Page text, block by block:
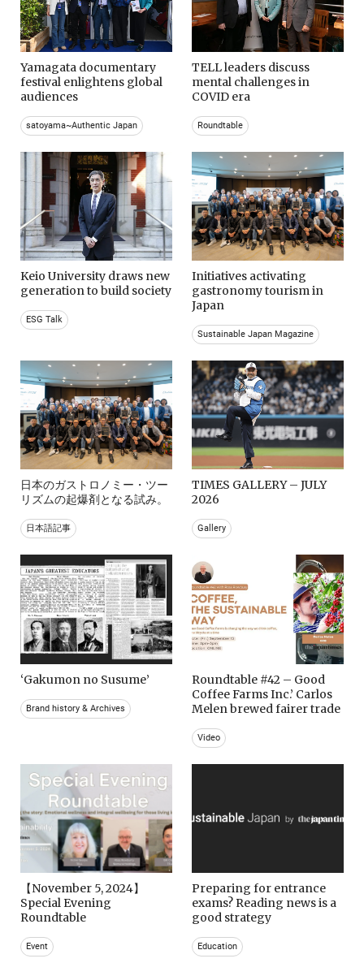
Yamagata documentary
festival enlightens global
audiences
satoyama~Authentic Japan
TELL leaders discuss
mental challenges in
COVID era
Roundtable
Keio University draws new
generation to build society
ESG Talk
Initiatives activating
gastronomy tourism in
Japan
Sustainable Japan Magazine
日本のガストロノミー・ツー
リズムの起爆剤となる試み。
日本語記事
TIMES GALLERY – JULY
2026
Gallery
‘Gakumon no Susume’
Brand history & Archives
Roundtable #42 – Good
Coffee Farms Inc.’ Carlos
Melen brewed fairer trade
Video
【November 5, 2024】
Special Evening
Roundtable
Event
Preparing for entrance
exams? Reading news is a
good strategy
Education